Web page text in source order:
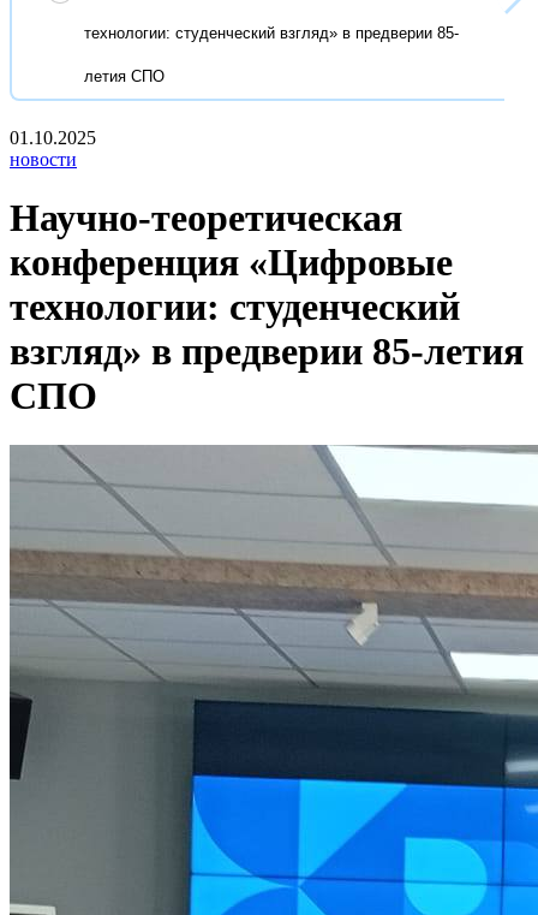
технологии: студенческий взгляд» в предверии 85-
летия СПО
01.10.2025
новости
Научно-теоретическая
конференция «Цифровые
технологии: студенческий
взгляд» в предверии 85-летия
СПО